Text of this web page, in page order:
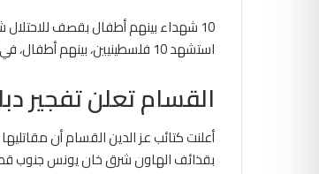
10 شهداء بينهم أطفال بقصف للاحتلال شرق مدينة غزة
استشهد 10 فلسطينيين، بينهم أطفال، في غارة للاحتلال الإسرائيلي استهدفت منزلا بشارع يافا بحي التفاح شرق مدينة غزة.
القسام تعلن تفجير
أعلنت كتائب عز الدين القسام أن
بقذائف الهاون شرق خان يونس جنوب